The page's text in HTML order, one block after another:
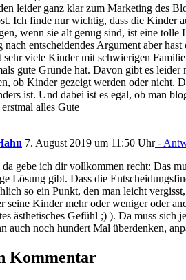
leider ganz klar zum Marketing des
Ich finde nur wichtig, dass die Kinder
wenn sie alt genug sind, ist eine tolle
entscheidendes Argument aber
sehr viele Kinder mit schwierigen
gute Gründe hat. Davon gibt es
ob Kinder gezeigt werden oder nicht.
ist. Und dabei ist es egal, ob man
alles Gute
7. August 2019 um 11:50 Uhr-
gebe ich dir vollkommen recht: Das
Lösung gibt. Dass die
so ein Punkt, den man leicht
seine Kinder mehr oder weniger oder
ästhetisches Gefühl ;) ). Da muss sich
auch noch hundert Mal überdenken,
Kommentar